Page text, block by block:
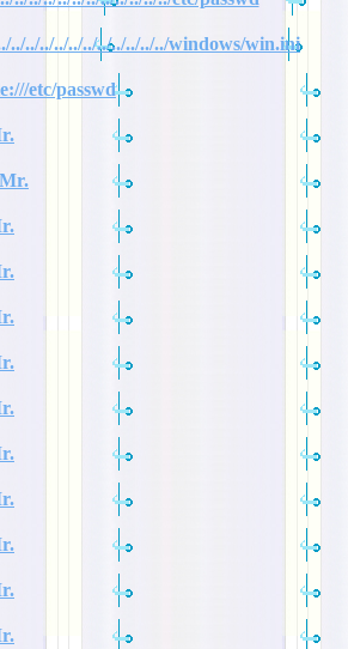
../../../../../../../../../../../windows/win.ini
etc/passwd